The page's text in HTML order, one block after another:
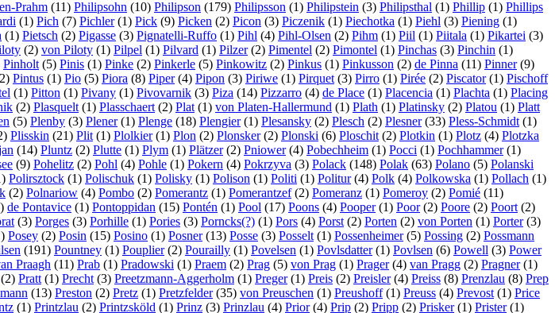
Prahm (11) Philipsohn (10) Philipson (179) Philipsson (1) Philipstein (3) Philipsthal (1) Phillip (1) Phillips
(1) Pich (7) Pichler(1) Pick (9) Picken (2) Picon (3) Piczenik (1) Piechotka (1) Piehl (3) Piening (1)
(1) Pietsch (2) Pigasse (3) Pignatelli-Ruffo (1) Pihl (4) Pihl-Olsen (2) Pihm (1) Piil (1) Piitala (1) Pikartei (3)
(2) von Piloty (1) Pilpel (1) Pilvard (1) Pilzer(2) Pimentel (2) Pimontel (1) Pinchas (3) Pinchin (1)
Pinholt (5) Pinis (1) Pinke (2) Pinkerle (5) Pinkowitz (2) Pinkus (1) Pinkusson (2) de Pinna (11) Pinner(9)
Pintus (1) Pio (5) Piora (8) Piper(4) Pipon (3) Piriwe (1) Pirquet (3) Pirro (1) Pirée (2) Piscator(1) Pischoff
(1) Pitton (1) Pivany (1) Pivovarnik (3) Piza (14) Pizzarro (4) de Place (1) Placencia (1) Plachta (1) Placing
(2) Plasquelt (1) Plasschaert (2) Plat (1) von Platen-Hallermund (1) Plath (1) Platinsky (2) Platou (1) Platt
(5) Plenby (3) Plener(1) Plenge (18) Plengier(1) Plesansky (2) Plesch (2) Plesner(33) Pless-Schmidt (1)
Plisskin (21) Plit (1) Plolkier(1) Plon (2) Plonsker(2) Plonski (6) Ploschit (2) Plotkin (1) Plotz (4) Plotzka
(14) Pluntz (2) Plutte (1) Plym (1) Plätzer(2) Pniower(4) Pobechheim (1) Pocci (1) Pochhammer(1)
(9) Pohelitz (2) Pohl (4) Pohle (1) Pokern (4) Pokrzyva (3) Polack (148) Polak (63) Polano (5) Polanski
Polirsztock (1) Polischuk (1) Polisky (1) Polison (1) Politi (1) Politur(4) Polk (4) Polkowska (1) Pollach (1)
(2) Polnariow (4) Pombo (2) Pomerantz (1) Pomerantzef(2) Pomeranz (1) Pomeroy (2) Pomié (11)
de Pontavice (1) Pontoppidan (15) Pontén (1) Pool (17) Poons (4) Pooper(1) Poor(2) Poore (2) Poort (2)
(3) Porges (3) Porhille (1) Pories (3) Porncks(?) (1) Pors (4) Porst (2) Porten (2) von Porten (1) Porter(3)
Posey (2) Posin (15) Posino (1) Posner(13) Posse (3) Posselt (1) Possenheimer(5) Possing (2) Possmann
(191) Pountney (1) Pouplier(2) Pourailly (1) Povelsen (1) Povlsdatter(1) Povlsen (6) Powell (3) Power
Praagh (11) Prab (1) Pradowski (1) Praem (2) Prag (5) von Prag (1) Prager(4) van Pragg (2) Pragner(1)
(2) Pratt (1) Precht (3) Preetzmann-Aggerholm (1) Preger(1) Preis (2) Preisler(4) Preiss (8) Prenzlau (8) Prep
(13) Preston (2) Pretz (1) Pretzfelder(35) von Preuschen (1) Preushoff(1) Preuss (4) Prevost (1) Price
(1) Printzlau (2) Printzsköld (1) Prinz (3) Prinzlau (4) Prior(4) Prip (2) Pripp (2) Prisker(1) Prister(1)